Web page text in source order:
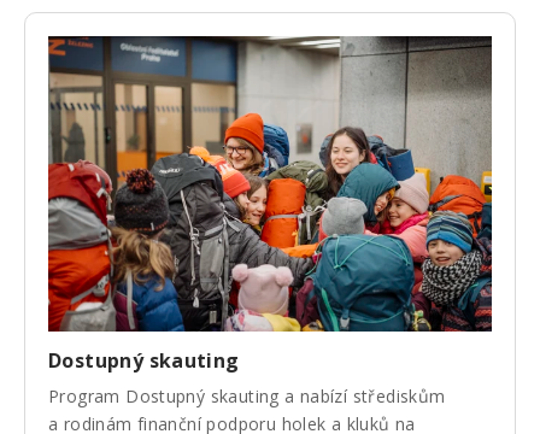
Dostupný skauting
Program Dostupný skauting a nabízí střediskům
a rodinám finanční podporu holek a kluků na